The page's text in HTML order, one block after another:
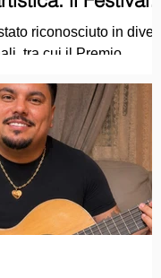
tra tradizione
riconosciuto in diversi
tra cui il Premio
assegnato nell'ambito
d'Arte
di Venezia e le
la Roma Film
ha tenuto incontri e
all'evoluzione del